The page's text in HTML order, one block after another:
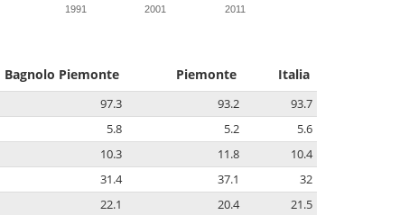
1991 2001 2011
Bagnolo Piemonte Piemonte Italia
97.3 93.2
93.7
5.8 5.2
5.6
10.3 11.8
10.4
31.4 37.1
32
22.1 20.4
21.5